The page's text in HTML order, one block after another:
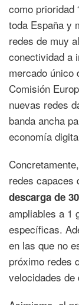
como prioridad
toda España y
redes de muy
conectividad a
mercado único
Comisión
nuevas redes
banda ancha
economía
redes capaces
descarga de
ampliables a 1
específicas.
en las que no
próximo redes
velocidades de